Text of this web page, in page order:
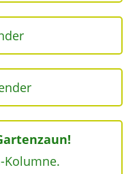
Kolumne.